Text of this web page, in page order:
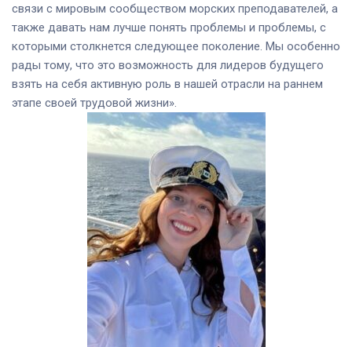
связи с мировым сообществом морских преподавателей, а
также давать нам лучше понять проблемы и проблемы, с
которыми столкнется следующее поколение. Мы особенно
рады тому, что это возможность для лидеров будущего
взять на себя активную роль в нашей отрасли на раннем
этапе своей трудовой жизни».